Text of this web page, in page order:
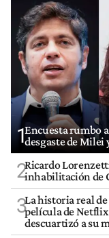
1Encuesta rumbo
desgaste de Milei
2Ricardo
inhabilitación de
3La historia real
película de Netflix
descuartizó a su